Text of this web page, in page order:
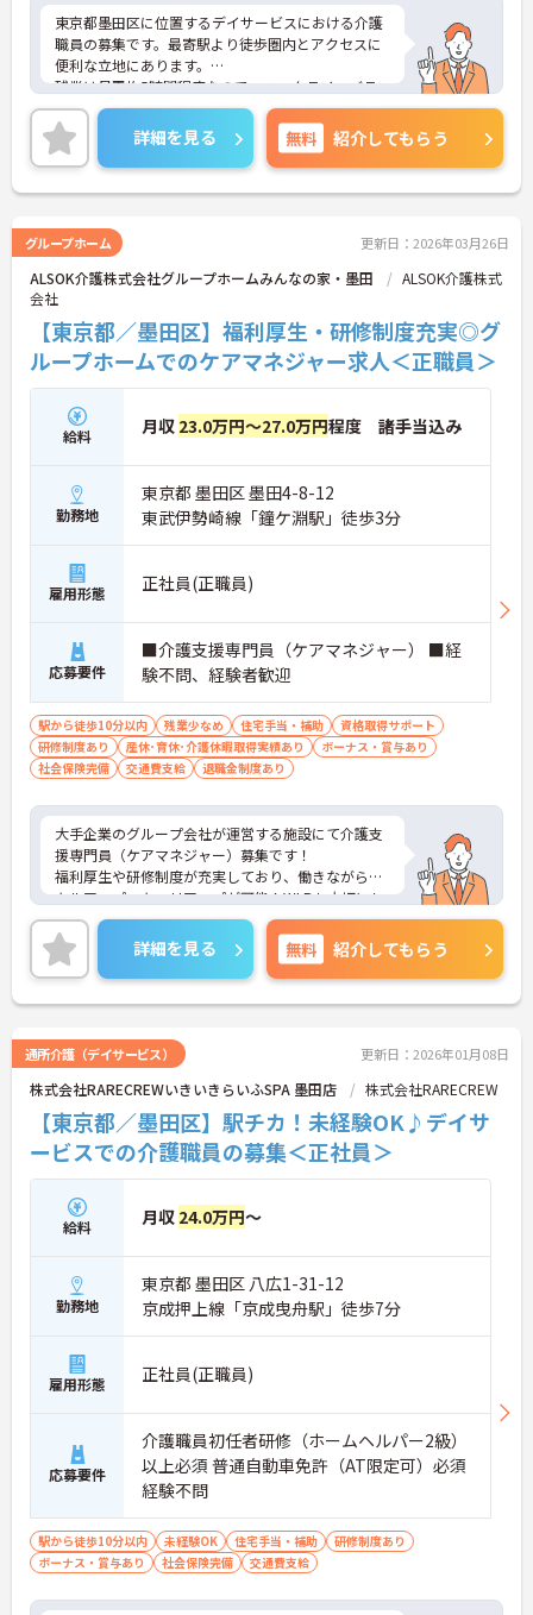
東京都墨田区に位置するデイサービスにおける介護
職員の募集です。最寄駅より徒歩圏内とアクセスに
便利な立地にあります。
残業は月平均5時間程度なので、ワークライフバラ
ンスを保ちながらご勤務いただけます。ご利用者一
人ひとりに寄り添った介護サービスの提供を行って
いただける方を募集しています。
ご興味のある方には、面接対策ポイントなど、さら
に詳細をお話しいたしますのでお気軽にご相談くだ
詳細を見る 無料 紹介してもらう
グループホーム 更新日：2026年03月26日
ALSOK介護株式会社グループホームみんなの家・墨田
ALSOK介護株式
会社
【東京都／墨田区】福利厚生・研修制度充実◎グ
ループホームでのケアマネジャー求人＜正職員＞
給料 月収 23.0万円～27.0万円程度 諸手当込み
勤務地
東京都 墨田区 墨田4-8-12
東武伊勢崎線「鐘ケ淵駅」徒歩3分
雇用形態 正社員(正職員)
応募要件
■介護支援専門員（ケアマネジャー） ■経
験不問、経験者歓迎
駅から徒歩10分以内 残業少なめ 住宅手当・補助
資格取得サポート
研修制度あり
産休･育休･介護休暇取得実績あり
ボーナス・賞与あり
社会保険完備
交通費支給 退職金制度あり
大手企業のグループ会社が運営する施設にて介護支
援専門員（ケアマネジャー）募集です！
福利厚生や研修制度が充実しており、働きながらス
キルアップ・キャリアップが可能！WLBも大切にし
ていますので、長く働きやすい環境が整っていま
す。
ご興味ある方には、面接対策ポイントなど、さらに
詳細をお話しいたしますのでお気軽にご相談くださ
い！
詳細を見る 無料 紹介してもらう
通所介護（デイサービス） 更新日：2026年01月08日
株式会社RARECREWいきいきらいふSPA 墨田店 株式会社RARECREW
【東京都／墨田区】駅チカ！未経験OK♪デイサ
ービスでの介護職員の募集＜正社員＞
給料 月収 24.0万円～
勤務地
東京都 墨田区 八広1-31-12
京成押上線「京成曳舟駅」徒歩7分
雇用形態 正社員(正職員)
応募要件
介護職員初任者研修（ホームヘルパー2級）
以上必須 普通自動車免許（AT限定可）必須
経験不問
駅から徒歩10分以内 未経験OK 住宅手当・補助
研修制度あり
ボーナス・賞与あり
社会保険完備 交通費支給